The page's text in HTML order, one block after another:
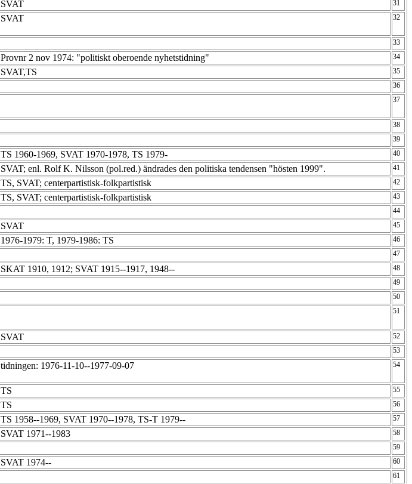
SVAT 31
SVAT 32
33
Provnr 2 nov 1974: "politiskt oberoende nyhetstidning" 34
SVAT,TS 35
36
37
38
39
TS 1960-1969, SVAT 1970-1978, TS 1979- 40
SVAT; enl. Rolf K. Nilsson (pol.red.) ändrades den politiska tendensen "hösten 1999". 41
TS, SVAT; centerpartistisk-folkpartistisk 42
TS, SVAT; centerpartistisk-folkpartistisk 43
44
SVAT 45
1976-1979: T, 1979-1986: TS 46
47
SKAT 1910, 1912; SVAT 1915--1917, 1948-- 48
49
50
51
SVAT 52
53
tidningen: 1976-11-10--1977-09-07 54
TS 55
TS 56
TS 1958--1969, SVAT 1970--1978, TS-T 1979-- 57
SVAT 1971--1983 58
59
SVAT 1974-- 60
61